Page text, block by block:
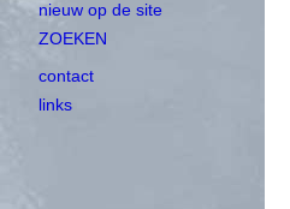
nieuw op de site
ZOEKEN
contact
links